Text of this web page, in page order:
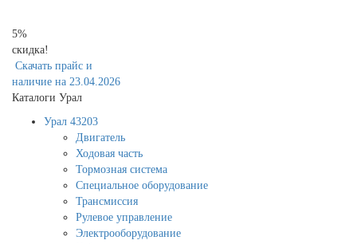
5%
скидка!
Скачать прайс и
наличие на 23.04.2026
Каталоги Урал
Урал 43203
Двигатель
Ходовая часть
Тормозная система
Специальное оборудование
Трансмиссия
Рулевое управление
Электрооборудование